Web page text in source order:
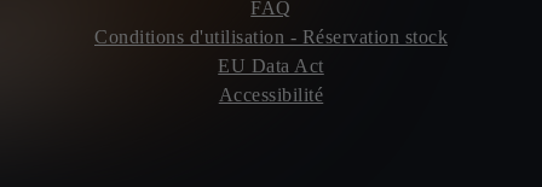
FAQ
Conditions d'utilisation - Réservation stock
EU Data Act
Accessibilité